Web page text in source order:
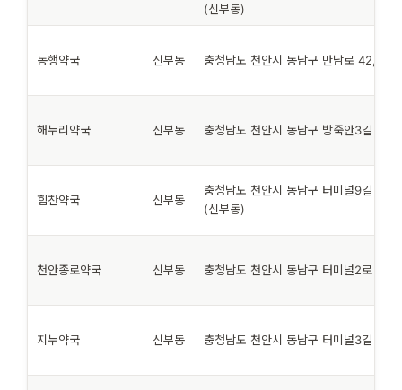
(신부동)
동행약국 신부동 충청남도 천안시 동남구 만남로 42, 1층
해누리약국 신부동 충청남도 천안시 동남구 방죽안3길 19,
힘찬약국 신부동
충청남도 천안시 동남구 터미널9길 50,
(신부동)
천안종로약국 신부동 충청남도 천안시 동남구 터미널2로 27-
지누약국 신부동 충청남도 천안시 동남구 터미널3길 5, 1